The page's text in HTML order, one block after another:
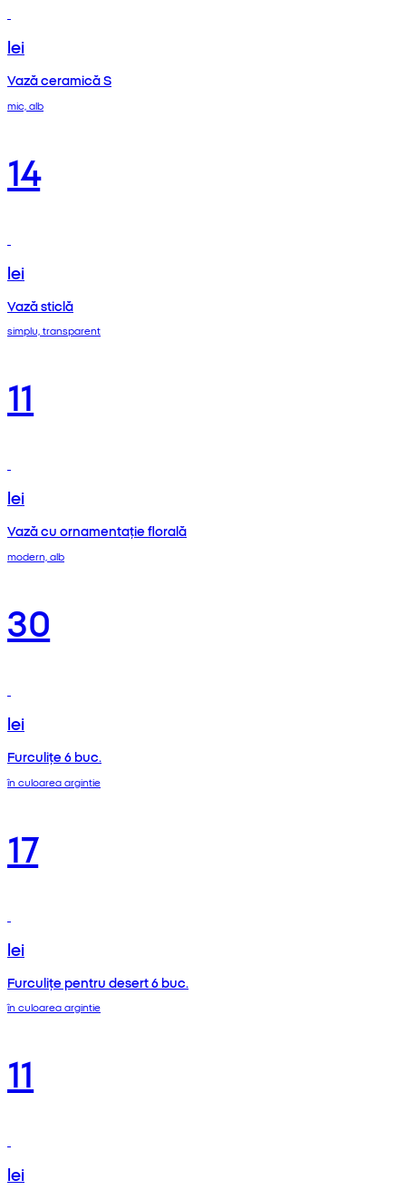
lei
Vază ceramică S
mic, alb
14
lei
Vază sticlă
simplu, transparent
11
lei
Vază cu ornamentație florală
modern, alb
30
lei
Furculițe 6 buc.
în culoarea argintie
17
lei
Furculițe pentru desert 6 buc.
în culoarea argintie
11
lei